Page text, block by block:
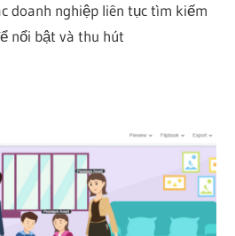
doanh nghiệp liên tục tìm kiếm
nổi bật và thu hút